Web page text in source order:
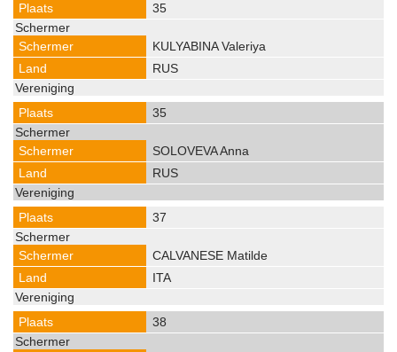
35
KULYABINA Valeriya
RUS
35
SOLOVEVA Anna
RUS
37
CALVANESE Matilde
ITA
38